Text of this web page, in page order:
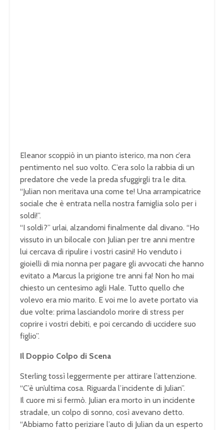
Eleanor scoppiò in un pianto isterico, ma non c’era
pentimento nel suo volto. C’era solo la rabbia di un
predatore che vede la preda sfuggirgli tra le dita.
“Julian non meritava una come te! Una arrampicatrice
sociale che è entrata nella nostra famiglia solo per i
soldi!”.
“I soldi?” urlai, alzandomi finalmente dal divano. “Ho
vissuto in un bilocale con Julian per tre anni mentre
lui cercava di ripulire i vostri casini! Ho venduto i
gioielli di mia nonna per pagare gli avvocati che hanno
evitato a Marcus la prigione tre anni fa! Non ho mai
chiesto un centesimo agli Hale. Tutto quello che
volevo era mio marito. E voi me lo avete portato via
due volte: prima lasciandolo morire di stress per
coprire i vostri debiti, e poi cercando di uccidere suo
figlio”.
Il Doppio Colpo di Scena
Sterling tossì leggermente per attirare l’attenzione.
“C’è un’ultima cosa. Riguarda l’incidente di Julian”.
Il cuore mi si fermò. Julian era morto in un incidente
stradale, un colpo di sonno, così avevano detto.
“Abbiamo fatto periziare l’auto di Julian da un esperto